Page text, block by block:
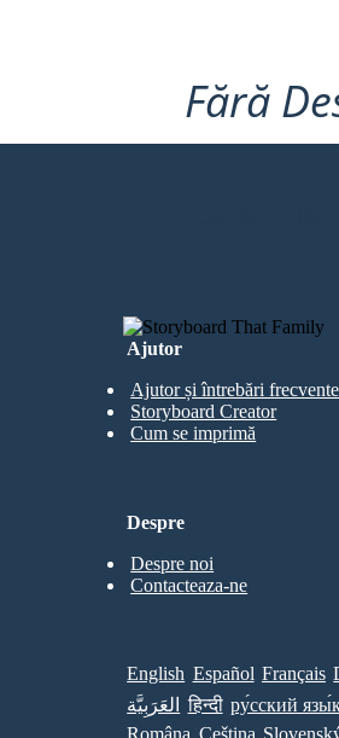
Fără
Ajutor
Ajutor și întrebări frecvente
Storyboard Creator
Cum se imprimă
Despre
Despre noi
Contacteaza-ne
English Español Français
العَرَبِيَّة
हिन्दी ру́сский
Româna Ceština